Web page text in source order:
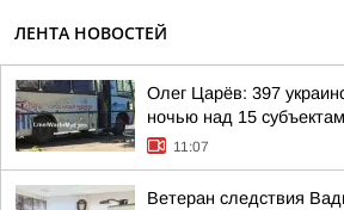
ЛЕНТА НОВОСТЕЙ
Олег Царёв: 397
ночью над 15
11:07
Ветеран следствия